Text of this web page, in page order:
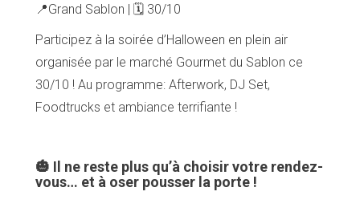
📍Grand Sablon | 🗓️ 30/10
Participez à la soirée d’Halloween en plein air
organisée par le marché Gourmet du Sablon ce
30/10 ! Au programme: Afterwork, DJ Set,
Foodtrucks et ambiance terrifiante !
🎃 Il ne reste plus qu’à choisir votre rendez-
vous… et à oser pousser la porte !